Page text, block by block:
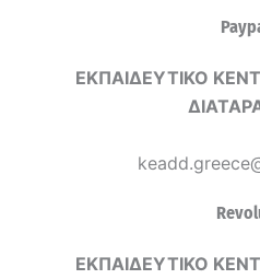
ΕΚΠΑΙΔΕΥΤΙΚΟ
ΕΚΠΑΙΔΕΥΤΙΚΟ